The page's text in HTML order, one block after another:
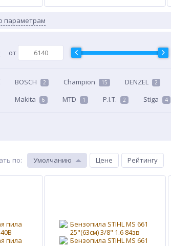
параметрам
от
BOSCH 2 Champion 15 DENZEL 2
Makita 6 MTD 1 P.I.T. 2 Stiga 4
по: Умолчанию Цене Рейтингу